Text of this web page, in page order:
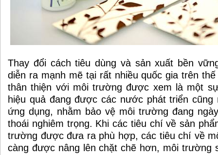
Thay đổi cách tiêu dùng và sản xuất bền
diễn ra mạnh mẽ tại rất nhiều quốc gia trên
thân thiện với môi trường được xem là một
hiệu quả đang được các nước phát triển cũng
ứng dụng, nhằm bảo vệ môi trường đang
thoái nghiêm trọng. Khi các tiêu chí về sản
trường được đưa ra phù hợp, các tiêu chí về
càng được nâng lên chặt chẽ hơn, môi trường